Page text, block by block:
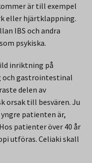
är till exempel
eller hjärtklappning.
IBS och andra
psykiska.
inriktning på
och gastrointestinal
delen av
orsak till besvären. Ju
patienten är,
patienter över 40 år
utföras. Celiaki skall